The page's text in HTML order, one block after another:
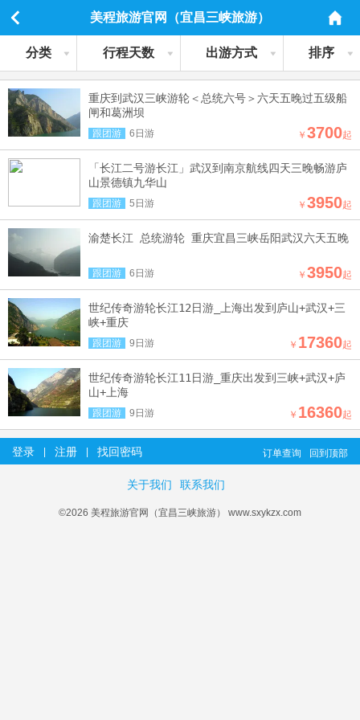
美程旅游官网（宜昌三峡旅游）
分类 行程天数 出游方式 排序
重庆到武汉三峡游轮＜总统六号＞六天五晚过五级船
闸和葛洲坝
跟团游 6日游 ￥ 3700起
「长江二号游长江」武汉到南京航线四天三晚畅游庐
山景德镇九华山
跟团游 5日游 ￥ 3950起
渝楚长江 总统游轮 重庆宜昌三峡岳阳武汉六天五晚
跟团游 6日游 ￥ 3950起
世纪传奇游轮长江12日游_上海出发到庐山+武汉+三
峡+重庆
跟团游 9日游 ￥ 17360起
世纪传奇游轮长江11日游_重庆出发到三峡+武汉+庐
山+上海
跟团游 9日游 ￥ 16360起
登录 注册 找回密码 回到顶部
订单查询
关于我们 联系我们
©2026 美程旅游官网（宜昌三峡旅游） www.sxykzx.com